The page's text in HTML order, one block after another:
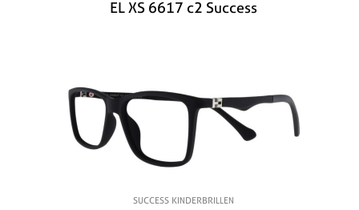
EL XS 6617 c2 Success
SUCCESS KINDERBRILLEN